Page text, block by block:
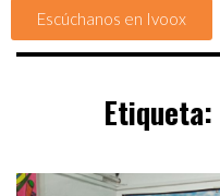
Escúchanos en Ivoox
Etiqueta: